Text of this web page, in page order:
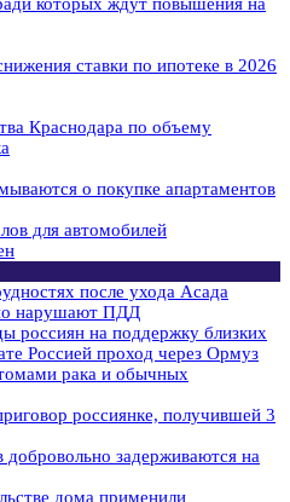
которых ждут повышения на
ставки по ипотеке в 2026
Краснодара по объему
о покупке апартаментов
для автомобилей
после ухода Асада
нарушают ПДД
россиян на поддержку близких
Россией проход через Ормуз
рака и обычных
россиянке, получившей 3
добровольно задерживаются на
дома применили